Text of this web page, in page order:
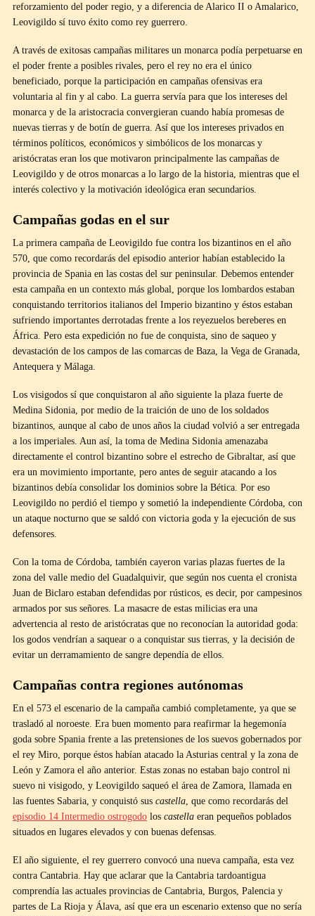
reforzamiento del poder regio, y a diferencia de Alarico II o Amalarico,
Leovigildo sí tuvo éxito como rey guerrero.
A través de exitosas campañas militares un monarca podía perpetuarse en
el poder frente a posibles rivales, pero el rey no era el único
beneficiado, porque la participación en campañas ofensivas era
voluntaria al fin y al cabo. La guerra servía para que los intereses del
monarca y de la aristocracia convergieran cuando había promesas de
nuevas tierras y de botín de guerra. Así que los intereses privados en
términos políticos, económicos y simbólicos de los monarcas y
aristócratas eran los que motivaron principalmente las campañas de
Leovigildo y de otros monarcas a lo largo de la historia, mientras que el
interés colectivo y la motivación ideológica eran secundarios.
Campañas godas en el sur
La primera campaña de Leovigildo fue contra los bizantinos en el año
570, que como recordarás del episodio anterior habían establecido la
provincia de Spania en las costas del sur peninsular. Debemos entender
esta campaña en un contexto más global, porque los lombardos estaban
conquistando territorios italianos del Imperio bizantino y éstos estaban
sufriendo importantes derrotadas frente a los reyezuelos bereberes en
África. Pero esta expedición no fue de conquista, sino de saqueo y
devastación de los campos de las comarcas de Baza, la Vega de Granada,
Antequera y Málaga.
Los visigodos sí que conquistaron al año siguiente la plaza fuerte de
Medina Sidonia, por medio de la traición de uno de los soldados
bizantinos, aunque al cabo de unos años la ciudad volvió a ser entregada
a los imperiales. Aun así, la toma de Medina Sidonia amenazaba
directamente el control bizantino sobre el estrecho de Gibraltar, así que
era un movimiento importante, pero antes de seguir atacando a los
bizantinos debía consolidar los dominios sobre la Bética. Por eso
Leovigildo no perdió el tiempo y sometió la independiente Córdoba, con
un ataque nocturno que se saldó con victoria goda y la ejecución de sus
defensores.
Con la toma de Córdoba, también cayeron varias plazas fuertes de la
zona del valle medio del Guadalquivir, que según nos cuenta el cronista
Juan de Biclaro estaban defendidas por rústicos, es decir, por campesinos
armados por sus señores. La masacre de estas milicias era una
advertencia al resto de aristócratas que no reconocían la autoridad goda:
los godos vendrían a saquear o a conquistar sus tierras, y la decisión de
evitar un derramamiento de sangre dependía de ellos.
Campañas contra regiones autónomas
En el 573 el escenario de la campaña cambió completamente, ya que se
trasladó al noroeste. Era buen momento para reafirmar la hegemonía
goda sobre Spania frente a las pretensiones de los suevos gobernados por
el rey Miro, porque éstos habían atacado la Asturias central y la zona de
León y Zamora el año anterior. Estas zonas no estaban bajo control ni
suevo ni visigodo, y Leovigildo saqueó el área de Zamora, llamada en
las fuentes Sabaria, y conquistó sus castella, que como recordarás del
episodio 14 Intermedio ostrogodo los castella eran pequeños poblados
situados en lugares elevados y con buenas defensas.
El año siguiente, el rey guerrero convocó una nueva campaña, esta vez
contra Cantabria. Hay que aclarar que la Cantabria tardoantigua
comprendía las actuales provincias de Cantabria, Burgos, Palencia y
partes de La Rioja y Álava, así que era un escenario extenso que no sería